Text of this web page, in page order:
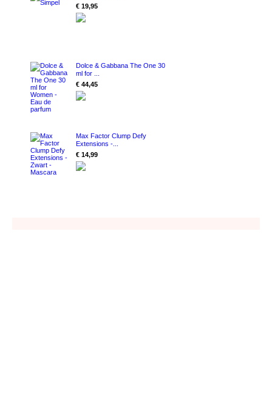
€ 19,95
Dolce & Gabbana The One 30
ml for ...
€ 44,45
Max Factor Clump Defy
Extensions -...
€ 14,99